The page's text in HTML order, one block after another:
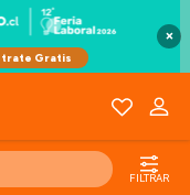
×
FILTRAR